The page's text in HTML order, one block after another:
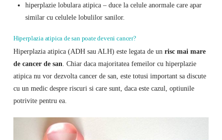
hiperplazie lobulara atipica – duce la celule anormale care apar
similar cu celulele lobulilor sanilor.
Hiperplazia atipica de san poate deveni cancer?
Hiperplazia atipica (ADH sau ALH) este legata de un risc mai mare
de cancer de san . Chiar daca majoritatea femeilor cu hiperplazie
atipica nu vor dezvolta cancer de san, este totusi important sa discute
cu un medic despre riscuri si care sunt, daca este cazul, optiunile
potrivite pentru ea.